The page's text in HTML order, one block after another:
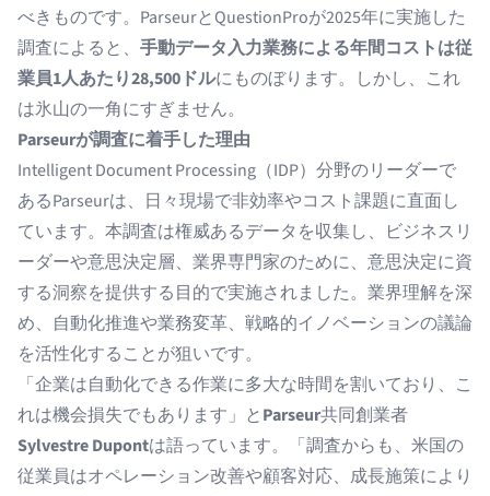
べきものです。ParseurとQuestionProが2025年に実施した
調査によると、 手動データ入力業務による年間コストは従
業員1人あたり28,500ドルにものぼります。しかし、これ
は氷山の一角にすぎません。
Parseurが調査に着手した理由
Intelligent Document Processing（IDP）分野のリーダーで
あるParseurは、日々現場で非効率やコスト課題に直面し
ています。本調査は権威あるデータを収集し、ビジネスリ
ーダーや意思決定層、業界専門家のために、意思決定に資
する洞察を提供する目的で実施されました。業界理解を深
め、自動化推進や業務変革、戦略的イノベーションの議論
を活性化することが狙いです。
「企業は自動化できる作業に多大な時間を割いており、こ
れは機会損失でもあります」とParseur共同創業者
Sylvestre Dupontは語っています。「調査からも、米国の
従業員はオペレーション改善や顧客対応、成長施策により